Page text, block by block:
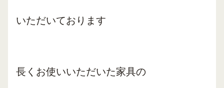
いただいております
長くお使いいただいた家具の